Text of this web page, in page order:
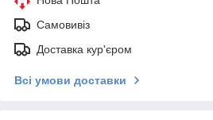
Самовивіз
Доставка кур'єром
Всі умови доставки